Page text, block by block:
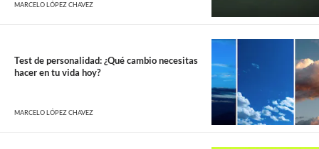
MARCELO LÓPEZ CHAVEZ
Test de personalidad: ¿Qué cambio necesitas
hacer en tu vida hoy?
MARCELO LÓPEZ CHAVEZ